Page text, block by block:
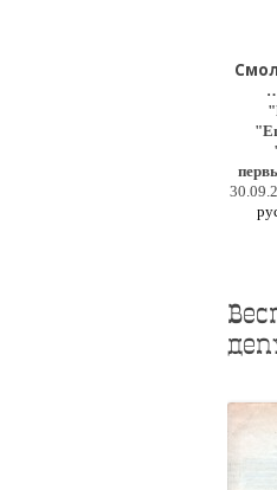
"Е